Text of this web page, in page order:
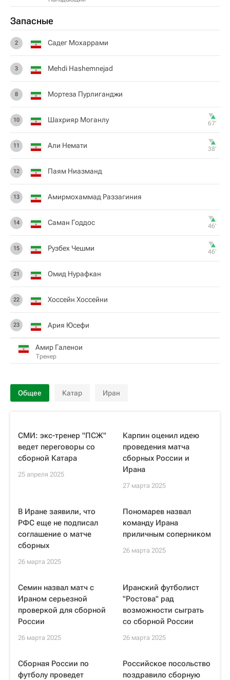
Запасные
2 Садег Мохаррами
3 Mehdi Hashemnejad
8 Мортеза Пурлиганджи
10 Шахрияр Моганлу 67‎’‎
11 Али Немати 38‎’‎
12 Паям Ниазманд
13 Амирмохаммад Раззагиния
14 Саман Годдос 46‎’‎
15 Рузбех Чешми 46‎’‎
21 Омид Нурафкан
22 Хоссейн Хоссейни
23 Ария Юсефи
Амир Галенои
Тренер
Общее Катар Иран
СМИ: экс-тренер "ПСЖ"
ведет переговоры со
сборной Катара
25 апреля 2025
Карпин оценил идею
проведения матча
сборных России и
Ирана
27 марта 2025
В Иране заявили, что
РФС еще не подписал
соглашение о матче
сборных
26 марта 2025
Пономарев назвал
команду Ирана
приличным соперником
26 марта 2025
Семин назвал матч с
Ираном серьезной
проверкой для сборной
России
26 марта 2025
Иранский футболист
"Ростова" рад
возможности сыграть
со сборной России
26 марта 2025
Сборная России по
футболу проведет
Российское посольство
поздравило сборную